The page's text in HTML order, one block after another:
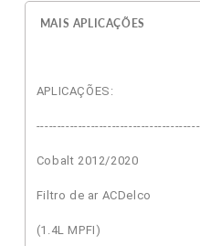
MAIS APLICAÇÕES
APLICAÇÕES:
Cobalt 2012/2020
Filtro de ar ACDelco
(1.4L MPFI)